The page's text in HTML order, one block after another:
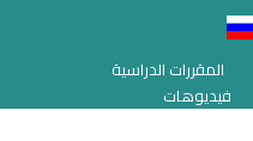
المقررات الدراسية
فيديوهات